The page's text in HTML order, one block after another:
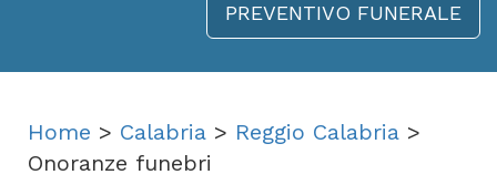
PREVENTIVO FUNERALE
Home > Calabria > Reggio Calabria >
Onoranze funebri